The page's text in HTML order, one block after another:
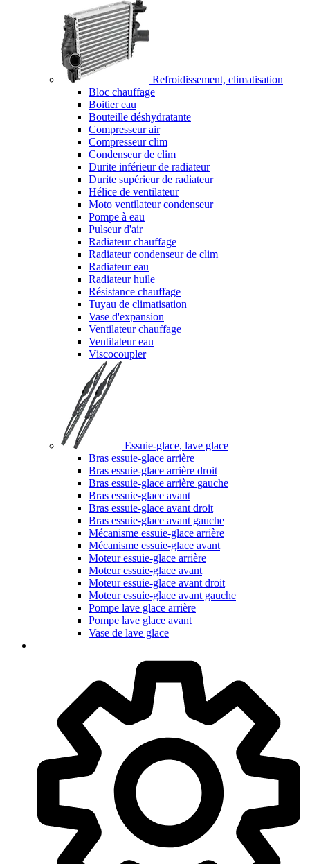
Refroidissement, climatisation
Bloc chauffage
Boitier eau
Bouteille déshydratante
Compresseur air
Compresseur clim
Condenseur de clim
Durite inférieur de radiateur
Durite supérieur de radiateur
Hélice de ventilateur
Moto ventilateur condenseur
Pompe à eau
Pulseur d'air
Radiateur chauffage
Radiateur condenseur de clim
Radiateur eau
Radiateur huile
Résistance chauffage
Tuyau de climatisation
Vase d'expansion
Ventilateur chauffage
Ventilateur eau
Viscocoupler
Essuie-glace, lave glace
Bras essuie-glace arrière
Bras essuie-glace arrière droit
Bras essuie-glace arrière gauche
Bras essuie-glace avant
Bras essuie-glace avant droit
Bras essuie-glace avant gauche
Mécanisme essuie-glace arrière
Mécanisme essuie-glace avant
Moteur essuie-glace arrière
Moteur essuie-glace avant
Moteur essuie-glace avant droit
Moteur essuie-glace avant gauche
Pompe lave glace arrière
Pompe lave glace avant
Vase de lave glace